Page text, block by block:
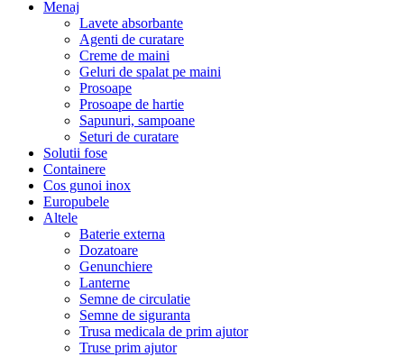
Menaj
Lavete absorbante
Agenti de curatare
Creme de maini
Geluri de spalat pe maini
Prosoape
Prosoape de hartie
Sapunuri, sampoane
Seturi de curatare
Solutii fose
Containere
Cos gunoi inox
Europubele
Altele
Baterie externa
Dozatoare
Genunchiere
Lanterne
Semne de circulatie
Semne de siguranta
Trusa medicala de prim ajutor
Truse prim ajutor